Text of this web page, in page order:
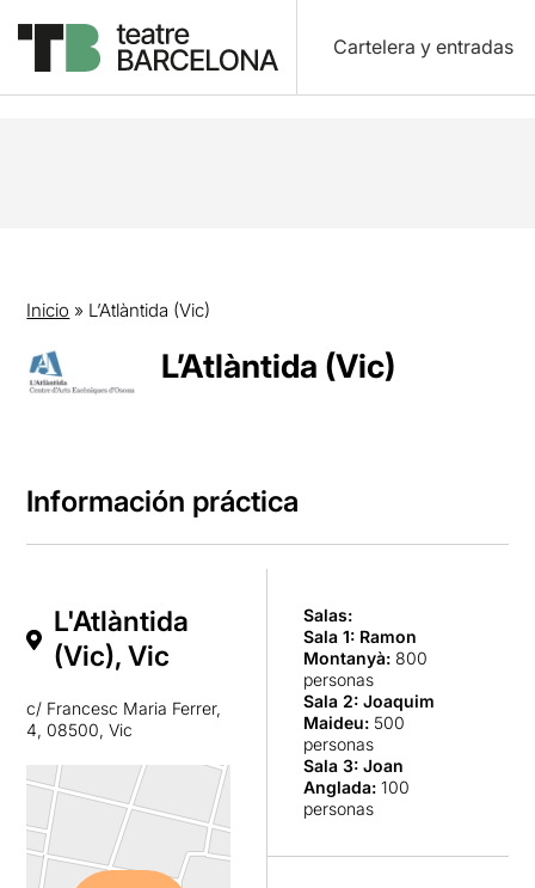
Cartelera y entradas
Inicio » L’Atlàntida (Vic)
L’Atlàntida (Vic)
Información práctica
L'Atlàntida
(Vic), Vic
c/ Francesc Maria Ferrer,
4, 08500, Vic
Salas:
Sala 1: Ramon
Montanyà: 800
personas
Sala 2: Joaquim
Maideu: 500
personas
Sala 3: Joan
Anglada: 100
personas